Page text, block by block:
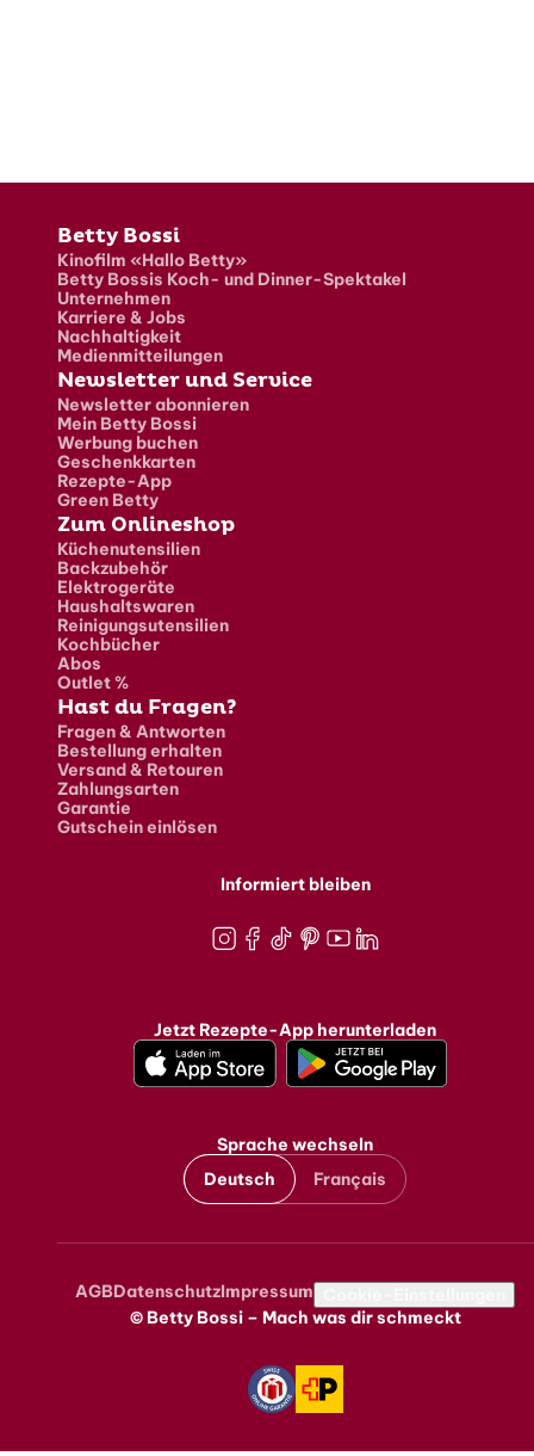
Fusszeile
Betty Bossi
Kinofilm «Hallo Betty»
Betty Bossis Koch- und Dinner-Spektakel
Unternehmen
Karriere & Jobs
Nachhaltigkeit
Medienmitteilungen
Newsletter und Service
Newsletter abonnieren
Mein Betty Bossi
Werbung buchen
Geschenkkarten
Rezepte-App
Green Betty
Zum Onlineshop
Küchenutensilien
Backzubehör
Elektrogeräte
Haushaltswaren
Reinigungsutensilien
Kochbücher
Abos
Outlet %
Hast du Fragen?
Fragen & Antworten
Bestellung erhalten
Versand & Retouren
Zahlungsarten
Garantie
Gutschein einlösen
Informiert bleiben
Jetzt Rezepte-App herunterladen
Sprache wechseln
Deutsch
Français
Metanavigation
AGBDatenschutzImpressum
© Betty Bossi – Mach was dir schmeckt